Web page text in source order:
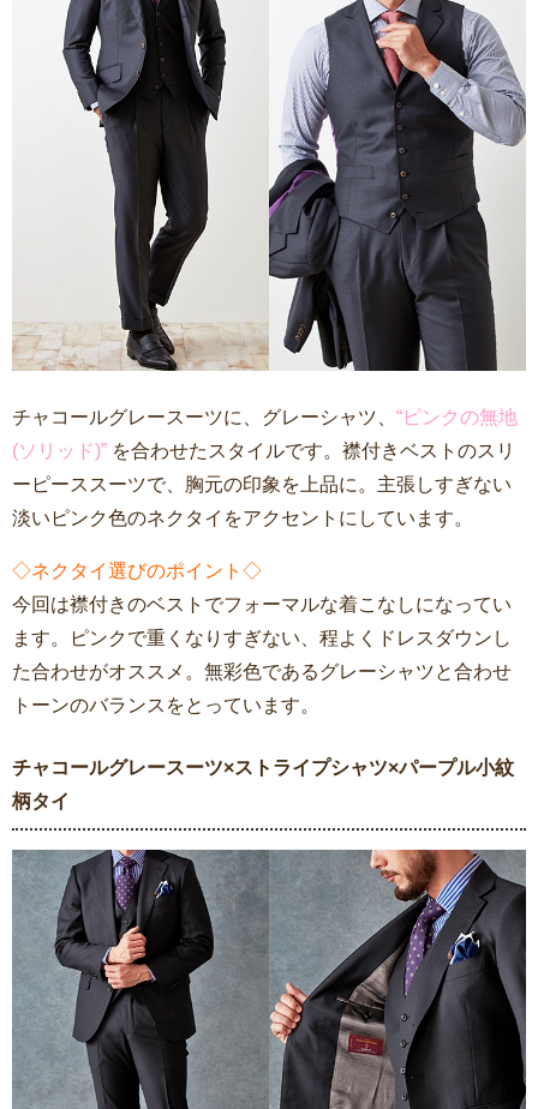
チャコールグレースーツに、グレーシャツ、 “ピンクの無地
(ソリッド)” を合わせたスタイルです。襟付きベストのスリ
ーピーススーツで、胸元の印象を上品に。主張しすぎない
淡いピンク色のネクタイをアクセントにしています。
◇ネクタイ選びのポイント◇
今回は襟付きのベストでフォーマルな着こなしになってい
ます。ピンクで重くなりすぎない、程よくドレスダウンし
た合わせがオススメ。無彩色であるグレーシャツと合わせ
トーンのバランスをとっています。
チャコールグレースーツ×ストライプシャツ×パープル小紋
柄タイ